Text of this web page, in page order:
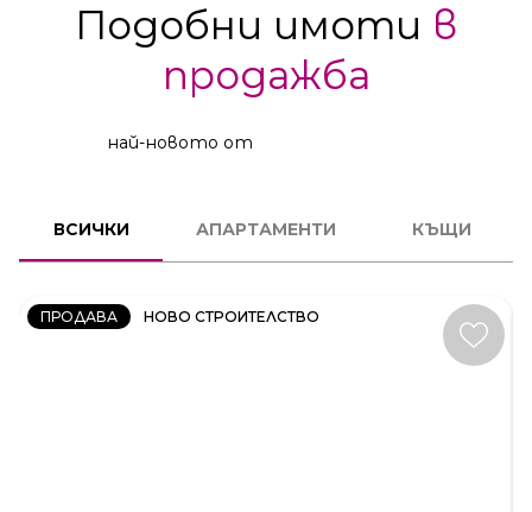
Подобни имоти в
продажба
най-новото от
ВСИЧКИ АПАРТАМЕНТИ КЪЩИ
ПРОДАВА НОВО СТРОИТЕЛСТВО
СТАЕН
КОД:
231606